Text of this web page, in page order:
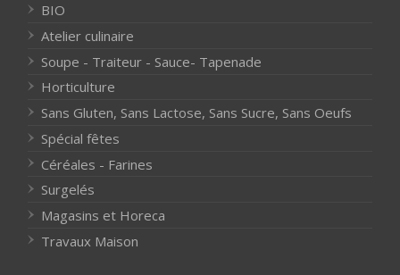
BIO
Atelier culinaire
Soupe - Traiteur - Sauce- Tapenade
Horticulture
Sans Gluten, Sans Lactose, Sans Sucre, Sans Oeufs
Spécial fêtes
Céréales - Farines
Surgelés
Magasins et Horeca
Travaux Maison